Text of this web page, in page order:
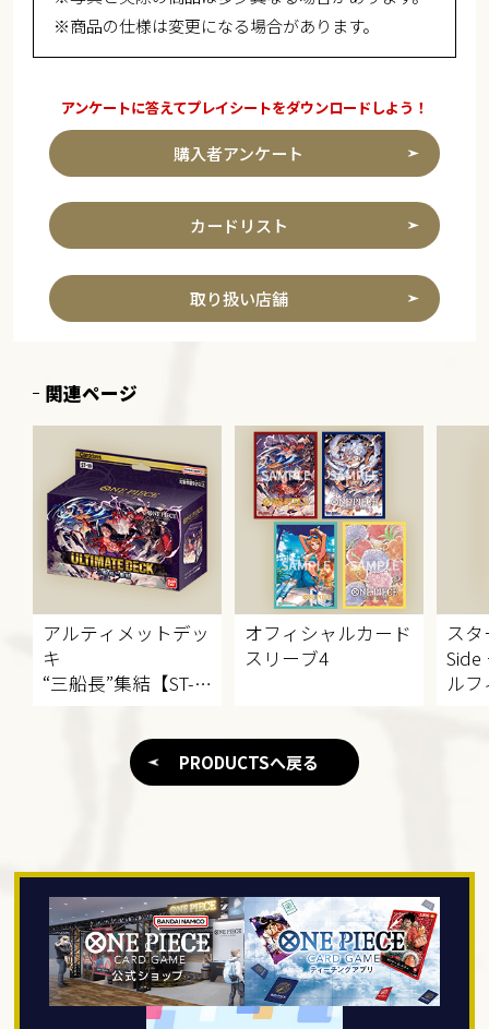
※商品の仕様は変更になる場合があります。
アンケートに答えてプレイシートをダウンロードしよう！
購入者アンケート
カードリスト
取り扱い店舗
関連ページ
アルティメットデッ
キ
“三船長”集結【ST-
オフィシャルカード
スリーブ4
ス
Side
ルフ
PRODUCTSへ戻る